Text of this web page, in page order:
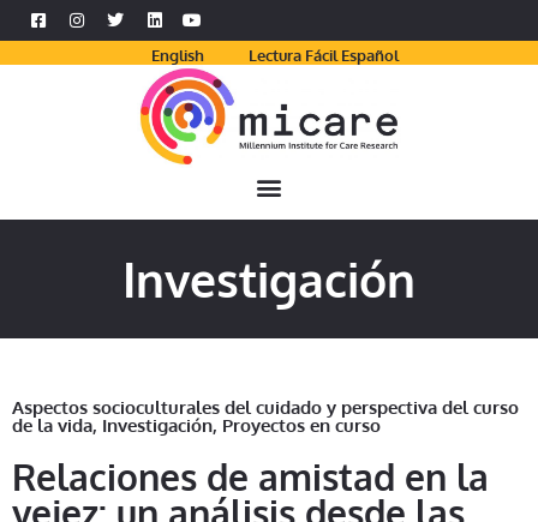
English Lectura Fácil Español
Investigación
Aspectos socioculturales del cuidado y perspectiva del curso
de la vida, Investigación, Proyectos en curso
Relaciones de amistad en la
vejez: un análisis desde las